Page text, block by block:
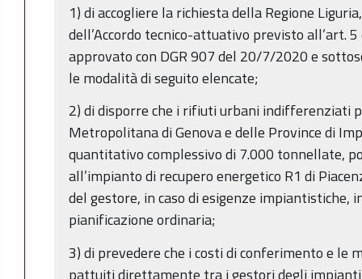
1) di accogliere la richiesta della Regione
dell’Accordo tecnico-attuativo previsto all’art.
approvato con DGR 907 del 20/7/2020 e
le modalità di seguito elencate;
2) di disporre che i rifiuti urbani indifferenziati
Metropolitana di Genova e delle Province di
quantitativo complessivo di 7.000 tonnellate,
all’impianto di recupero energetico R1 di
del gestore, in caso di esigenze impiantistiche,
pianificazione ordinaria;
3) di prevedere che i costi di conferimento e le
pattuiti direttamente tra i gestori degli